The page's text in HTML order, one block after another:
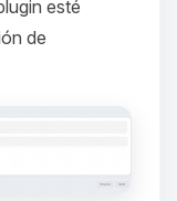
esté
de